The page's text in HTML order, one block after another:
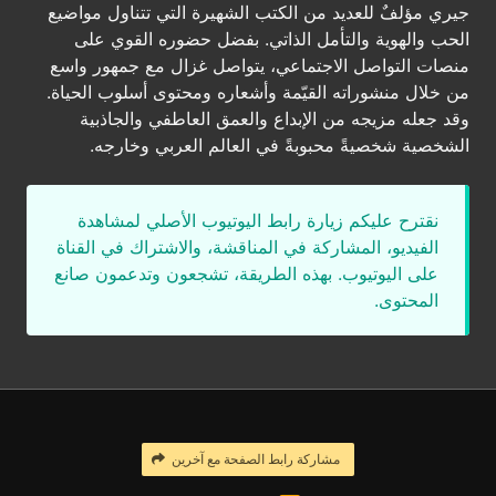
جيري مؤلفٌ للعديد من الكتب الشهيرة التي تتناول مواضيع
الحب والهوية والتأمل الذاتي. بفضل حضوره القوي على
منصات التواصل الاجتماعي، يتواصل غزال مع جمهور واسع
من خلال منشوراته القيّمة وأشعاره ومحتوى أسلوب الحياة.
وقد جعله مزيجه من الإبداع والعمق العاطفي والجاذبية
الشخصية شخصيةً محبوبةً في العالم العربي وخارجه.
نقترح عليكم زيارة رابط اليوتيوب الأصلي لمشاهدة
الفيديو، المشاركة في المناقشة، والاشتراك في القناة
على اليوتيوب. بهذه الطريقة، تشجعون وتدعمون صانع
المحتوى.
مشاركة رابط الصفحة مع آخرين